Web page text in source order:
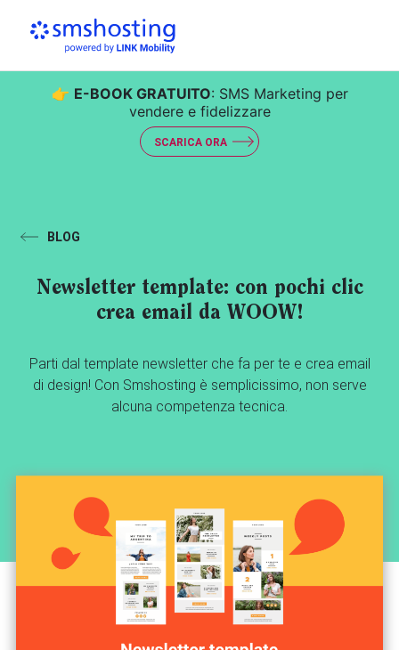
👉 E-BOOK GRATUITO: SMS Marketing per
vendere e fidelizzare
SCARICA ORA
BLOG
Newsletter template: con pochi clic
crea email da WOOW!
Parti dal template newsletter che fa per te e crea email
di design! Con Smshosting è semplicissimo, non serve
alcuna competenza tecnica.